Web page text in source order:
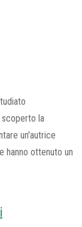
scoperto la
un'autrice
hanno ottenuto un